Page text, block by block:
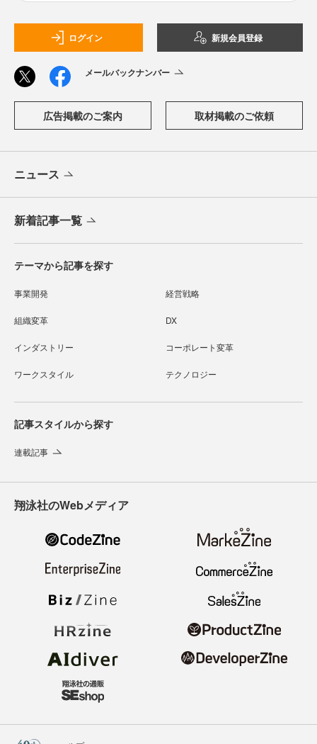
ログイン 新規会員登録
メールバックナンバー
広告掲載のご案内 取材掲載のご依頼
ニュース
新着記事一覧
テーマから記事を探す
事業開発 経営戦略
組織変革 DX
インダストリー コーポレート変革
ワークスタイル テクノロジー
記事スタイルから探す
連載記事
翔泳社のWebメディア